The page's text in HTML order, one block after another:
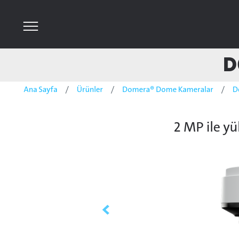
Ana Sayfa Ürünler Domera® Dome Kameralar
2 MP ile